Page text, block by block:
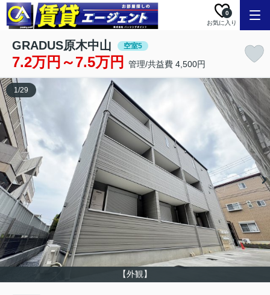
お気に入り
0
GRADUS原木中山 空室5
7.2万円～7.5万円 管理/共益費 4,500円
【外観】
1/29